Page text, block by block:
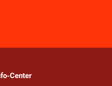
Center